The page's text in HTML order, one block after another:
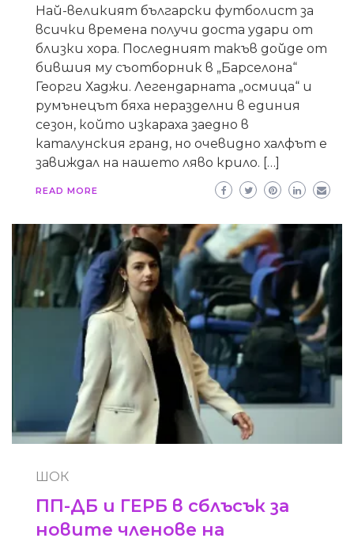
Най-великият български футболист за
всички времена получи доста удари от
близки хора. Последният такъв дойде от
бившия му съотборник в „Барселона“
Георги Хаджи. Легендарната „осмица“ и
румънецът бяха неразделни в единия
сезон, който изкараха заедно в
каталунския гранд, но очевидно халфът е
завиждал на нашето ляво крило. […]
READ MORE
ШОК
ПП-ДБ и ГЕРБ в сблъсък за
новите членове на